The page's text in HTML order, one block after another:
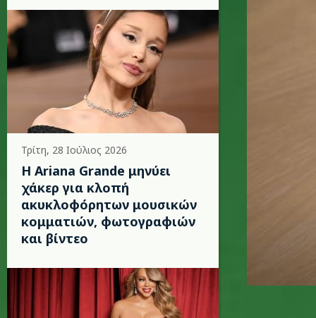
Τρίτη, 28 Ιούλιος 2026
Η Ariana Grande μηνύει
χάκερ για κλοπή
ακυκλοφόρητων μουσικών
κομματιών, φωτογραφιών
και βίντεο